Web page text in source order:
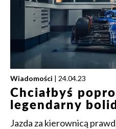
Wiadomości | 24.04.23
Chciałbyś
legendarny
Jazda za kierownicą